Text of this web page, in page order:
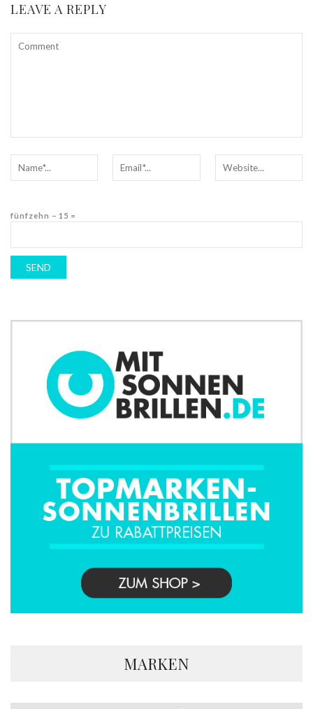
LEAVE A REPLY
fünfzehn − 15 =
MARKEN